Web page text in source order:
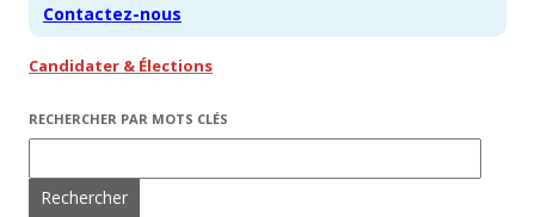
Contactez-nous
Candidater & Élections
RECHERCHER PAR MOTS CLÉS